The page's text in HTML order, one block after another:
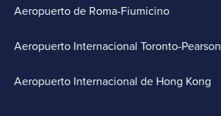
Aeropuerto de Roma-Fiumicino
Aeropuerto Internacional Toronto-Pearson
Aeropuerto Internacional de Hong Kong